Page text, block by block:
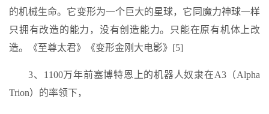
的机械生命。它变形为一个巨大的星球，它同魔力神球一样
只拥有改造的能力，没有创造能力。只能在原有机体上改
造。《至尊太君》《变形金刚大电影》[5]
3、1100万年前塞博特恩上的机器人奴隶在A3（Alpha
Trion）的率领下，